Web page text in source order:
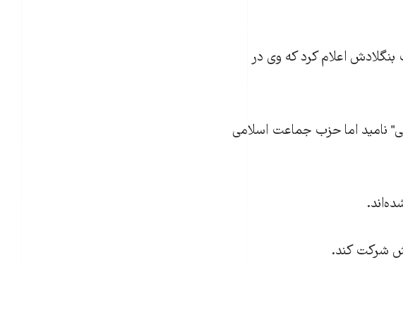
بنگلادش اعلام کرد که وی در
ناميد اما حزب جماعت اسلامی
شرکت کند.